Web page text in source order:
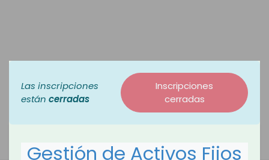
Las inscripciones
están cerradas
Inscripciones
cerradas
Gestión de Activos Fijos